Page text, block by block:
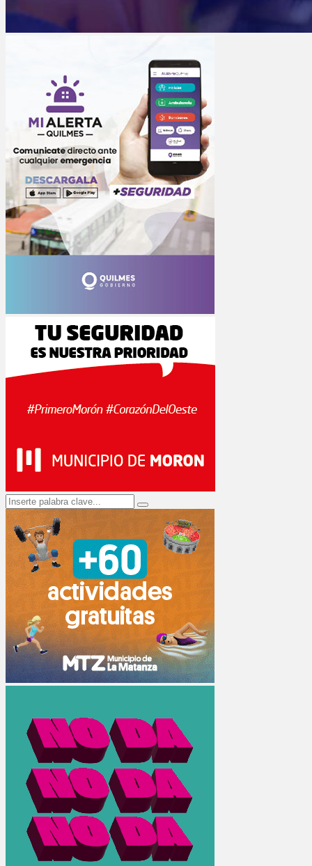
Search
for:
Search